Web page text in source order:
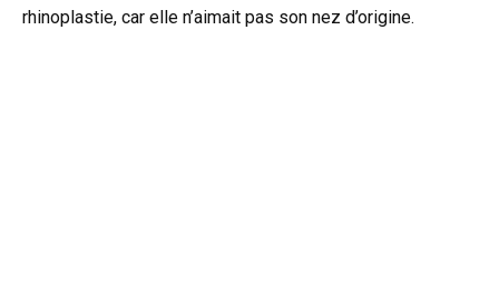
rhinoplastie, car elle n’aimait pas son nez d’origine.